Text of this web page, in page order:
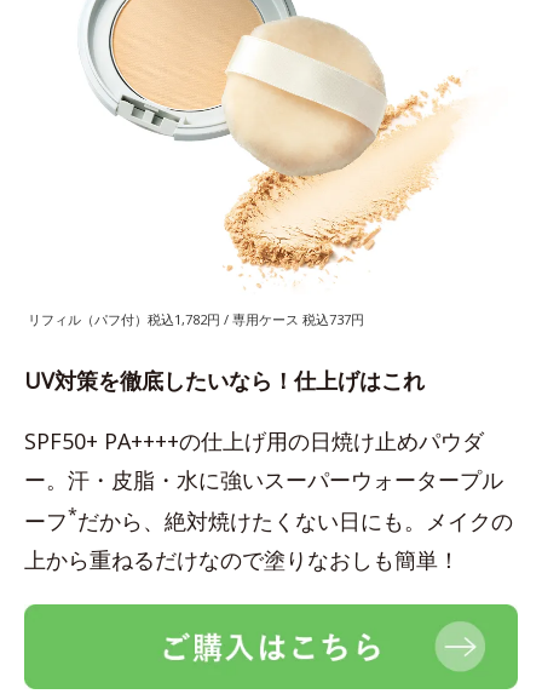
リフィル（パフ付）税込1,782円 / 専用ケース 税込737円
UV対策を徹底したいなら！仕上げはこれ
SPF50+ PA++++の仕上げ用の日焼け止めパウダ
ー。汗・皮脂・水に強いスーパーウォータープル
ーフ*だから、絶対焼けたくない日にも。メイクの
上から重ねるだけなので塗りなおしも簡単！